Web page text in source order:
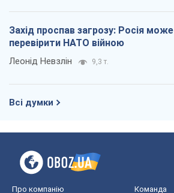
Захід проспав загрозу: Росія може
перевірити НАТО війною
Леонід Невзлін 9,3 т.
Всі думки
Про компанію Команда